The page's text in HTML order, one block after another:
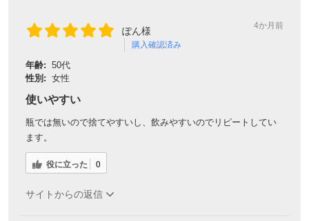
ぽん様
購入確認済み
4か月前
年齢: 50代
性別: 女性
使いやすい
瓶では無いので捨てやすいし、飲みやすいのでリピートしてい
ます。
役に立った 0
サイトからの返信